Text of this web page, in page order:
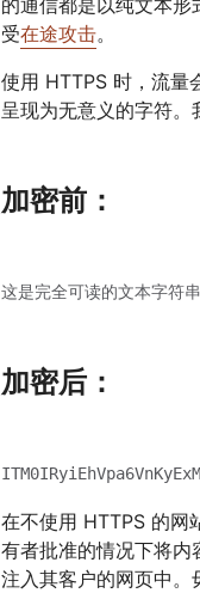
受在途攻击。
使用 HTTPS 时，流量
呈现为无意义的字符。
加密前：
这是完全可读的文本字符串
加密后：
在不使用 HTTPS 的网
有者批准的情况下将内
注入其客户的网页中。